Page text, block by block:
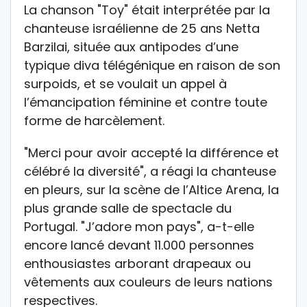
La chanson "Toy" était interprétée par la
chanteuse israélienne de 25 ans Netta
Barzilai, située aux antipodes d’une
typique diva télégénique en raison de son
surpoids, et se voulait un appel à
l’émancipation féminine et contre toute
forme de harcèlement.
"Merci pour avoir accepté la différence et
célébré la diversité", a réagi la chanteuse
en pleurs, sur la scène de l’Altice Arena, la
plus grande salle de spectacle du
Portugal. "J’adore mon pays", a-t-elle
encore lancé devant 11.000 personnes
enthousiastes arborant drapeaux ou
vêtements aux couleurs de leurs nations
respectives.